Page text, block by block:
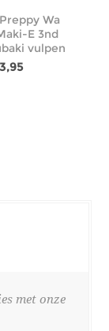
Wa
E 3nd
vulpen
met onze